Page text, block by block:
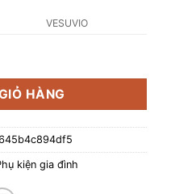
VESUVIO
số lượng
HÀNG
kiện gia đình